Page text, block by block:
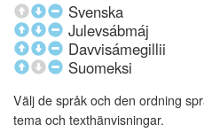
Svenska
Julevsábmáj
Davvisámegillii
Suomeksi
Välj de språk och den ordning
tema och texthänvisningar.